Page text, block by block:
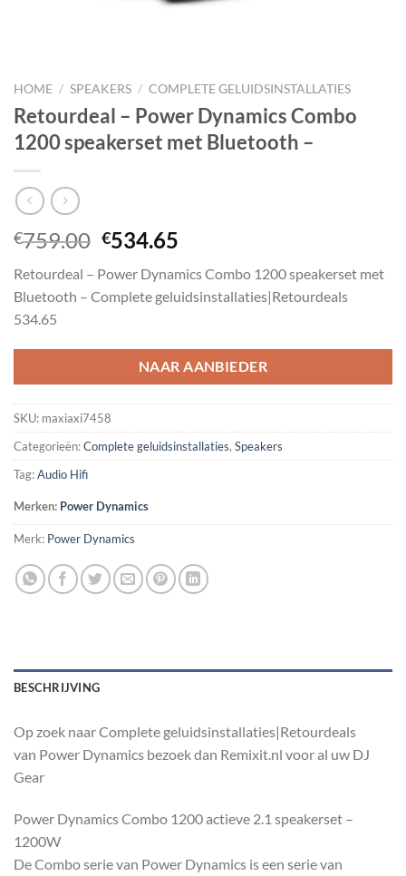
HOME / SPEAKERS / COMPLETE GELUIDSINSTALLATIES
Retourdeal – Power Dynamics Combo
1200 speakerset met Bluetooth –
€759.00 Oorspronkelijke
was:
€759.00.
€534.65
is:
€534.65.
Retourdeal – Power Dynamics Combo 1200 speakerset met
Bluetooth – Complete geluidsinstallaties|Retourdeals
534.65
NAAR AANBIEDER
SKU: maxiaxi7458
Categorieën:Complete geluidsinstallaties, Speakers
Tag:Audio Hifi
Merken: Power Dynamics
Merk: Power Dynamics
BESCHRIJVING
Op zoek naar Complete geluidsinstallaties|Retourdeals
van Power Dynamics bezoek dan Remixit.nl voor al uw DJ
Gear
Power Dynamics Combo 1200 actieve 2.1 speakerset –
1200W
De Combo serie van Power Dynamics is een serie van